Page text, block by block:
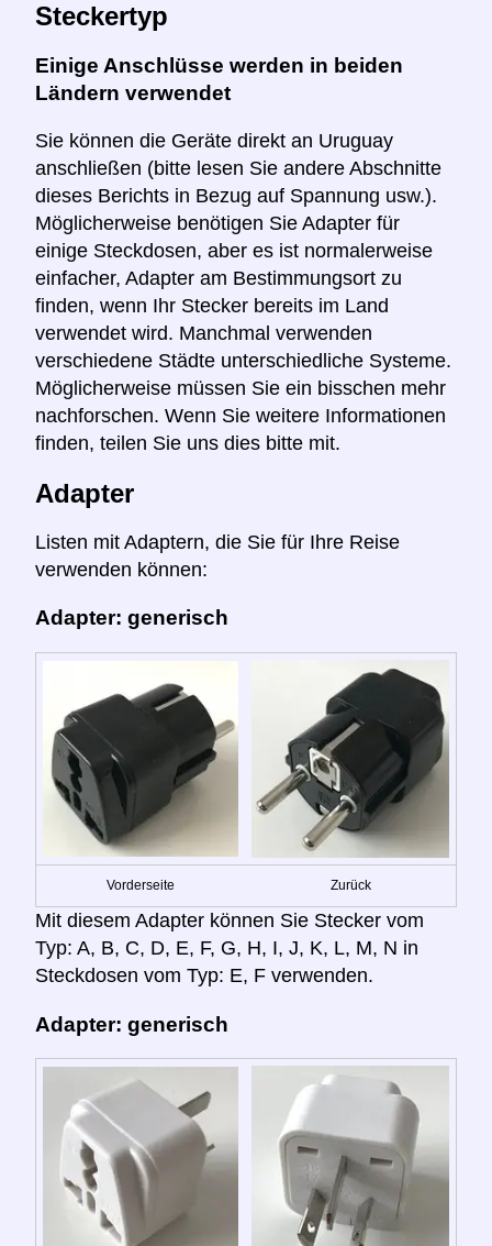
Steckertyp
Einige Anschlüsse werden in beiden
Ländern verwendet
Sie können die Geräte direkt an Uruguay
anschließen (bitte lesen Sie andere Abschnitte
dieses Berichts in Bezug auf Spannung usw.).
Möglicherweise benötigen Sie Adapter für
einige Steckdosen, aber es ist normalerweise
einfacher, Adapter am Bestimmungsort zu
finden, wenn Ihr Stecker bereits im Land
verwendet wird. Manchmal verwenden
verschiedene Städte unterschiedliche Systeme.
Möglicherweise müssen Sie ein bisschen mehr
nachforschen. Wenn Sie weitere Informationen
finden, teilen Sie uns dies bitte mit.
Adapter
Listen mit Adaptern, die Sie für Ihre Reise
verwenden können:
Adapter: generisch
Vorderseite Zurück
Mit diesem Adapter können Sie Stecker vom
Typ: A, B, C, D, E, F, G, H, I, J, K, L, M, N in
Steckdosen vom Typ: E, F verwenden.
Adapter: generisch